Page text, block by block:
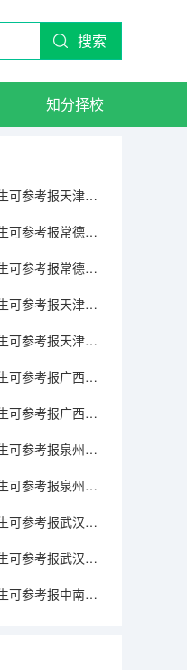
搜索
知分择校
2026高考广东历史类考生可参考报天津城市建设管理职业技术学院的专业汇总
2026高考广东物理类考生可参考报常德职业技术学院的专业汇总
2026高考广东历史类考生可参考报常德职业技术学院的专业汇总
2026高考广东物理类考生可参考报天津铁道职业技术学院的专业汇总
2026高考广东历史类考生可参考报天津铁道职业技术学院的专业汇总
2026高考广东物理类考生可参考报广西民族大学相思湖学院的专业汇总
2026高考广东历史类考生可参考报广西民族大学相思湖学院的专业汇总
2026高考广东物理类考生可参考报泉州纺织服装职业学院的专业汇总
2026高考广东历史类考生可参考报泉州纺织服装职业学院的专业汇总
2026高考广东物理类考生可参考报武汉生物工程学院的专业汇总
2026高考广东历史类考生可参考报武汉生物工程学院的专业汇总
2026高考广东物理类考生可参考报中南林业科技大学涉外学院的专业汇总